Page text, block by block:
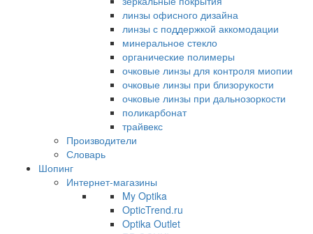
линзы офисного дизайна
линзы с поддержкой аккомодации
минеральное стекло
органические полимеры
очковые линзы для контроля миопии
очковые линзы при близорукости
очковые линзы при дальнозоркости
поликарбонат
трайвекс
Производители
Словарь
Шопинг
Интернет-магазины
My Optika
OpticTrend.ru
Optika Outlet